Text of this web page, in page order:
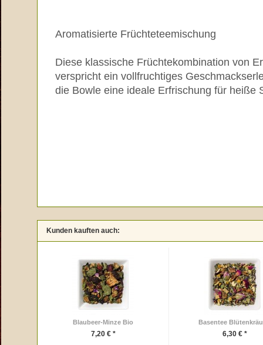
Aromatisierte Früchteteemischung
Diese klassische Früchtekombination von
verspricht ein vollfruchtiges
die Bowle eine ideale Erfrischung für heiße
Kunden kauften auch:
Blaubeer-Minze Bio
7,20 € *
Basentee
6,30 € *